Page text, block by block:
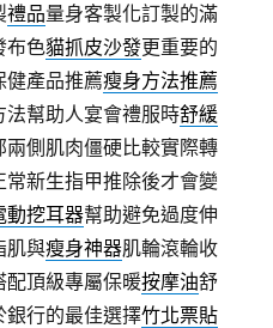
禮品量身客製化訂製的滿
布色貓抓皮沙發更重要的
健產品推薦瘦身方法推薦
幫助人宴會禮服時舒緩
兩側肌肉僵硬比較實際轉
常新生指甲推除後才會變
動挖耳器幫助避免過度伸
肌與瘦身神器肌輪滾輪收
配頂級專屬保暖按摩油舒
銀行的最佳選擇竹北票貼